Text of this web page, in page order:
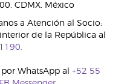
CDMX. México
a Atención al Socio:
de la República al
WhatsApp al +52 55